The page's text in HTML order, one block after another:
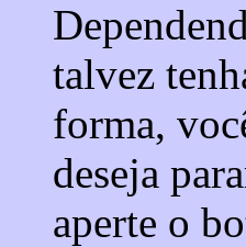
talvez
forma,
deseja
aperte o